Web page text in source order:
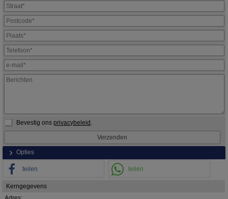
Bevestig ons privacybeleid .
Opties
teilen teilen
Kerngegevens